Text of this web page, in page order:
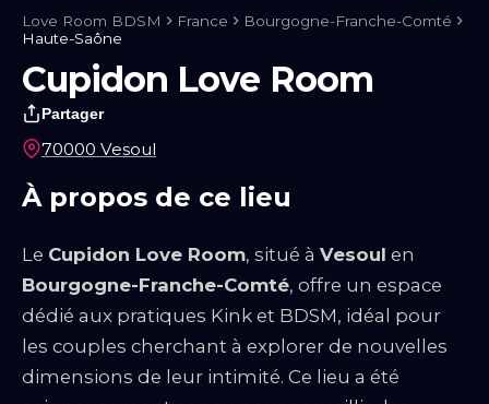
Liens utiles
Blog
Qui Sommes-Nous
Love Room BDSM France
Bourgogne-Franche-Comté
Haute-Saône
Cupidon Love Room
Partager
70000 Vesoul
À propos de ce lieu
Le Cupidon Love Room, situé à Vesoul en
Bourgogne-Franche-Comté, offre un espace
dédié aux pratiques Kink et BDSM, idéal pour
les couples cherchant à explorer de nouvelles
dimensions de leur intimité. Ce lieu a été